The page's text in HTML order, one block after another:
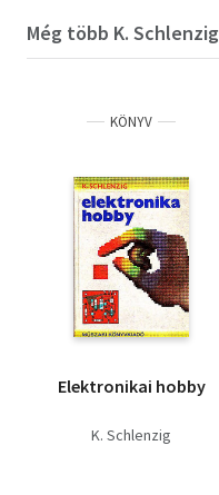
Még több K. Schlenzig
KÖNYV
Elektronikai hobby
K. Schlenzig